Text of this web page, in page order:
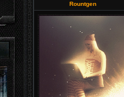
Rountgen